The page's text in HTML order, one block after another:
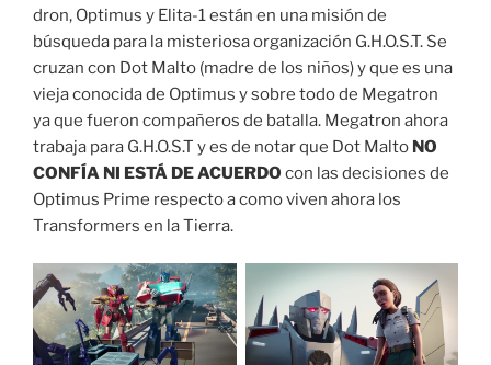
dron, Optimus y Elita-1 están en una misión de
búsqueda para la misteriosa organización G.H.O.S.T. Se
cruzan con Dot Malto (madre de los niños) y que es una
vieja conocida de Optimus y sobre todo de Megatron
ya que fueron compañeros de batalla. Megatron ahora
trabaja para G.H.O.S.T y es de notar que Dot Malto NO
CONFÍA NI ESTÁ DE ACUERDO con las decisiones de
Optimus Prime respecto a como viven ahora los
Transformers en la Tierra.